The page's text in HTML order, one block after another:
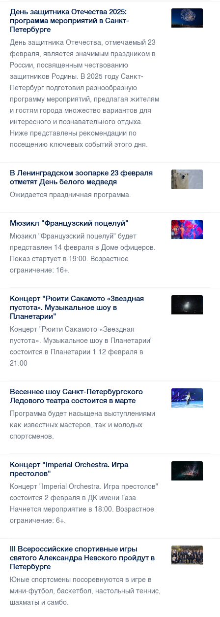
День защитника Отечества 2025:
программа мероприятий в Санкт-
Петербурге
День защитника Отечества, отмечаемый 23
февраля, является значимым праздником в
России, посвященным чествованию
защитников Родины. В 2025 году Санкт-
Петербург подготовил разнообразную
программу мероприятий, предлагая жителям
и гостям города множество вариантов для
интересного и познавательного отдыха.
Ниже представлены рекомендации по
посещению ключевых событий этого дня.
В Ленинградском зоопарке 23 февраля
отметят День белого медведя
Ожидается праздничная программа.
Мюзикл "Французский поцелуй"
Мюзикл "Французский поцелуй" будет
представлен 14 февраля в Доме офицеров.
Показ стартует в 19:00. Возрастное
ограничение: 16+.
Концерт "Рюити Сакамото «Звездная
пустота». Музыкальное шоу в
Планетарии"
Концерт "Рюити Сакамото «Звездная
пустота». Музыкальное шоу в Планетарии"
состоится в Планетарии 1 12 февраля в
21:00
Весеннее шоу Санкт-Петербургского
Ледового театра состоится в марте
Программа будет насыщена выступлениями
как известных мастеров, так и молодых
спортсменов.
Концерт "Imperial Orchestra. Игра
престолов"
Концерт "Imperial Orchestra. Игра престолов"
состоится 2 февраля в ДК имени Газа.
Начнется мероприятие в 18:00. Возрастное
ограничение: 6+.
III Всероссийские спортивные игры
святого Александра Невского пройдут в
Петербурге
Юные спортсмены посоревнуются в игре в
мини-футбол, баскетбол, настольный теннис,
шахматы и самбо.